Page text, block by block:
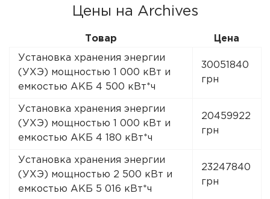
Цены на Archives
Товар Цена
Установка хранения энергии
(УХЭ) мощностью 1 000 кВт и
емкостью АКБ 4 500 кВт*ч
30051840
грн
Установка хранения энергии
(УХЭ) мощностью 1 000 кВт и
емкостью АКБ 4 180 кВт*ч
20459922
грн
Установка хранения энергии
(УХЭ) мощностью 2 500 кВт и
емкостью АКБ 5 016 кВт*ч
23247840
грн